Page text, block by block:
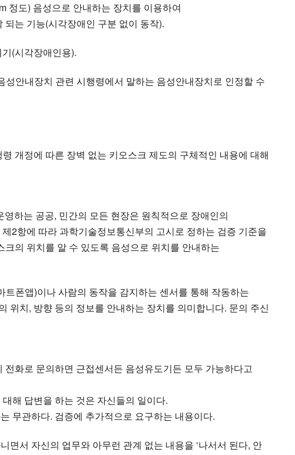
정도) 음성으로 안내하는 장치를 이용하여
(시각장애인 구분 없이 동작).
(시각장애인용).
안내장치 관련 시행령에서 말하는 음성안내장치로 인정할 수
개정에 따른 장벽 없는 키오스크 제도의 구체적인 내용에 대해
하는 공공, 민간의 모든 현장은 원칙적으로 장애인의
2항에 따라 과학기술정보통신부의 고시로 정하는 검증 기준을
의 위치를 알 수 있도록 음성으로 위치를 안내하는
폰앱)이나 사람의 동작을 감지하는 센서를 통해 작동하는
위치, 방향 등의 정보를 안내하는 장치를 의미합니다. 문의 주신
화로 문의하면 근접센서든 음성유도기든 모두 가능하다고
해 답변을 하는 것은 자신들의 일이다.
무관하다. 검증에 추가적으로 요구하는 내용이다.
서 자신의 업무와 아무런 관계 없는 내용을 ‘나서서 된다, 안